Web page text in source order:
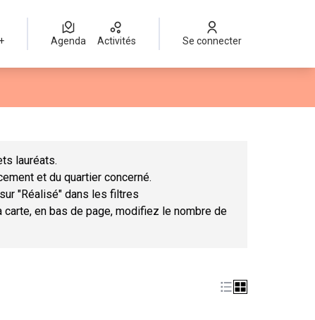
Agenda Activités Se connecter
lauréats.
et du quartier concerné.
"Réalisé" dans les filtres
en bas de page, modifiez le nombre de